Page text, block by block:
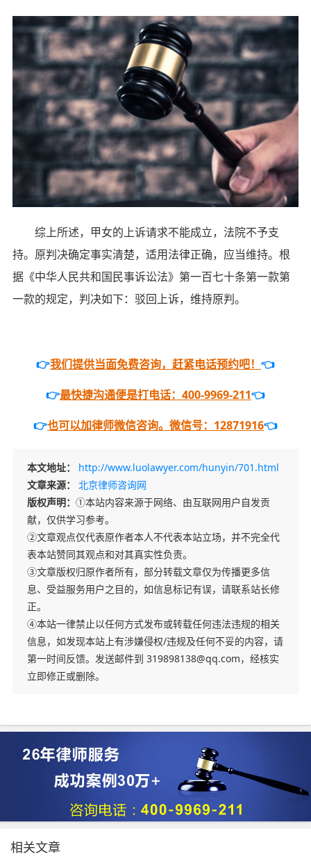
综上所述，甲女的上诉请求不能成立，法院不予支
持。原判决确定事实清楚，适用法律正确，应当维持。根
据《中华人民共和国民事诉讼法》第一百七十条第一款第
一款的规定，判决如下：驳回上诉，维持原判。
👉我们提供当面免费咨询，赶紧电话预约吧！ 👈
👉最快捷沟通便是打电话：400-9969-211👈
👉也可以加律师微信咨询。微信号：12871916👈
本文地址：
http://www.luolawyer.com/hunyin/701.html
文章来源：
北京律师咨询网
版权声明： ①本站内容来源于网络、由互联网用户自发贡
献，仅供学习参考。
②文章观点仅代表原作者本人不代表本站立场，并不完全代
表本站赞同其观点和对其真实性负责。
③文章版权归原作者所有，部分转载文章仅为传播更多信
息、受益服务用户之目的，如信息标记有误，请联系站长修
正。
④本站一律禁止以任何方式发布或转载任何违法违规的相关
信息，如发现本站上有涉嫌侵权/违规及任何不妥的内容，请
第一时间反馈。发送邮件到 319898138@qq.com，经核实
立即修正或删除。
相关文章